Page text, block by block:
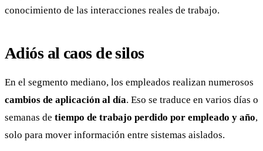
conocimiento de las interacciones reales de trabajo.
Adiós al caos de silos
En el segmento mediano, los empleados realizan numerosos
cambios de aplicación al día. Eso se traduce en varios días o
semanas de tiempo de trabajo perdido por empleado y año,
solo para mover información entre sistemas aislados.